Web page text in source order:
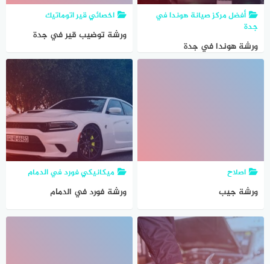
أفضل مركز صيانة هوندا في
جدة
ورشة هوندا في جدة
اخصائي قير اتوماتيك
ورشة توضيب قير في جدة
اصلاح
ورشة جيب
ميكانيكي فورد في الدمام
ورشة فورد في الدمام